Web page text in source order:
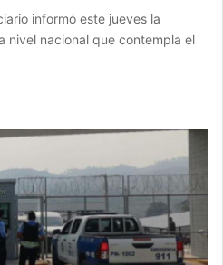
informó este jueves la
nivel nacional que contempla el